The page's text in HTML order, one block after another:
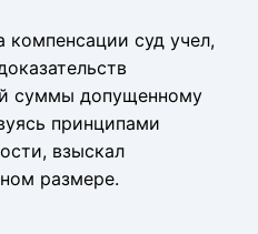
суд учел,
суммы допущенному
принципами
взыскал
размере.